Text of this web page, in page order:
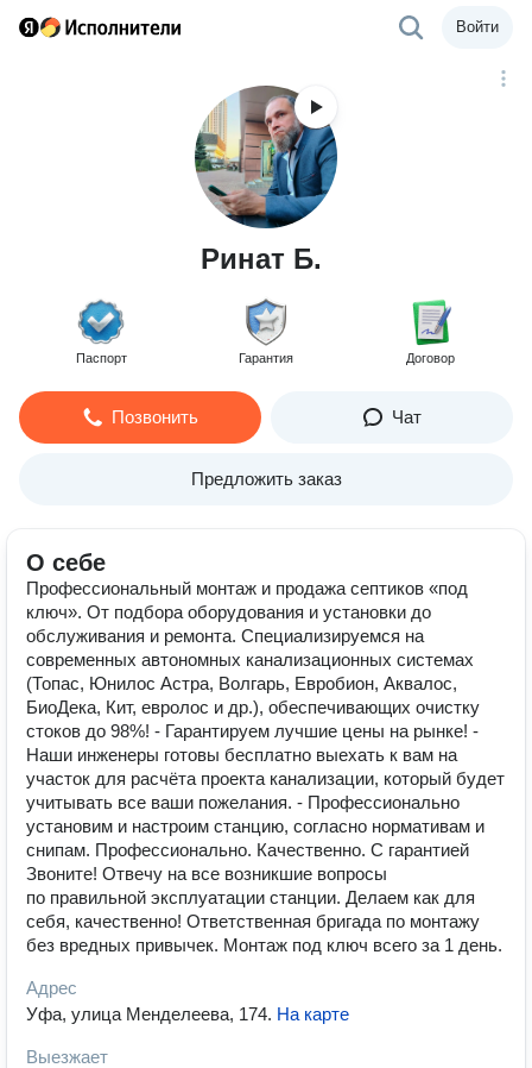
Войти
Ринат Б.
Паспорт Гарантия Договор
Позвонить Чат
Предложить заказ
О себе
Профессиональный монтаж и продажа септиков «под
ключ». От подбора оборудования и установки до
обслуживания и ремонта. Специализируемся на
современных автономных канализационных системах
(Топас, Юнилос Астра, Волгарь, Евробион, Аквалос,
БиоДека, Кит, евролос и др.), обеспечивающих очистку
стоков до 98%! - Гарантируем лучшие цены на рынке! -
Наши инженеры готовы бесплатно выехать к вам на
участок для расчёта проекта канализации, который будет
учитывать все ваши пожелания. - Профессионально
установим и настроим станцию, согласно нормативам и
снипам. Профессионально. Качественно. С гарантией
Звоните! Отвечу на все возникшие вопросы
по правильной эксплуатации станции. Делаем как для
себя, качественно! Ответственная бригада по монтажу
без вредных привычек. Монтаж под ключ всего за 1 день.
Адрес
Уфа, улица Менделеева, 174. На карте
Выезжает